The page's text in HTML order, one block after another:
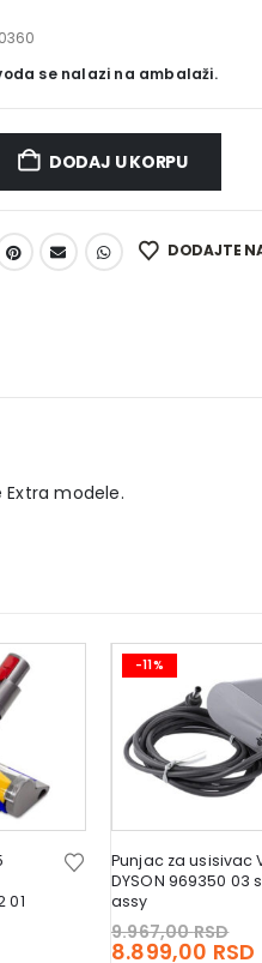
se nalazi na ambalaži.
DODAJ U KORPU
DODAJTE
modele.
01
-11%
Punjac za usisivac
DYSON 969350 03
assy
9.967,00RSD
8.899,00 RSD